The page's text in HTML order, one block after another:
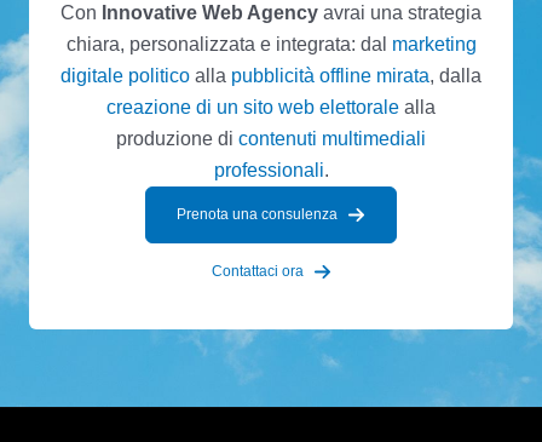
Con Innovative Web Agency avrai una strategia
chiara, personalizzata e integrata: dal marketing
digitale politico alla pubblicità offline mirata, dalla
creazione di un sito web elettorale alla
produzione di contenuti multimediali
professionali.
Prenota una consulenza
Contattaci ora